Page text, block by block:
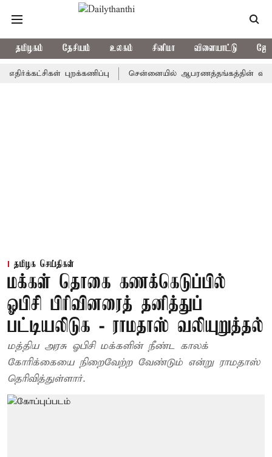
தமிழகம் தேசியம் உலகம் சினிமா விளையாட்டு
புறக்கணிப்பு சென்னையில் ஆபரணத்தங்கத்தின் விலை
தமிழக செய்திகள்
மக்கள் தொகை கணக்கெடுப்பில்
ஓபிசி பிரிவினரைத் தனித்துப்
பட்டியலிடுக - ராமதாஸ் வலியுறுத்தல்
மத்திய அரசு ஓபிசி மக்களின் நீண்ட காலக்
கோரிக்கையை நிறைவேற்ற வேண்டும் என்று ராமதாஸ்
தெரிவித்துள்ளார்.